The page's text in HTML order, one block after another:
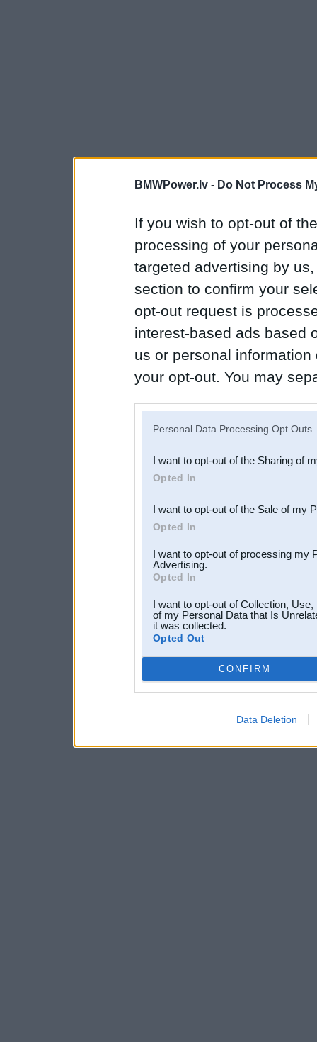
BMWPower.lv - Do Not Process
If you wish to opt-out of
processing of your
targeted advertising by
section to confirm your
opt-out request is
interest-based ads based
us or personal
your opt-out. You may
Downstream Participants
third parties.
Personal Data Processing Opt Outs
I want to opt-out of the Sharing of
Opted In
I want to opt-out of the Sale of my
Opted In
I want to opt-out of processing my
Advertising.
Opted In
I want to opt-out of Collection,
of my Personal Data that Is
it was collected.
Opted Out
CONFIRM
Data Deletion